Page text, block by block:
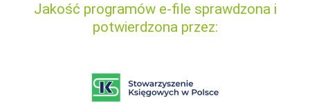
Jakość programów e-file sprawdzona i
potwierdzona przez: